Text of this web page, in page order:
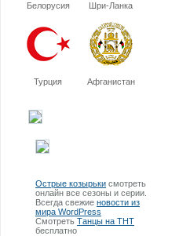
Белорусия Шри-Ланка
Турция Афганистан
Острые козырьки смотреть
онлайн все сезоны и серии.
Всегда свежие новости из
мира WordPress
Смотреть Танцы на ТНТ
бесплатно